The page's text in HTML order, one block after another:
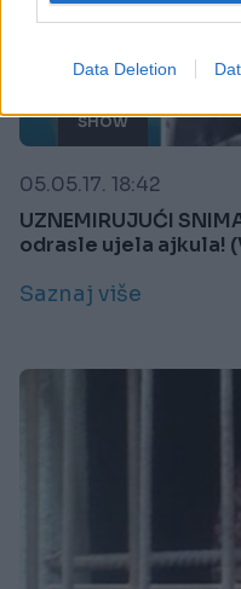
Data Deletion
SHOW
05.05.17. 18:42
UZNEMIRUJUĆI
odrasle ujela ajkula!
Saznaj više